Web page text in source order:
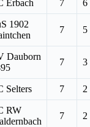
Erbach 7 6
1902
7 5
Dauborn
7 3
Selters 7 2
RW
7 2